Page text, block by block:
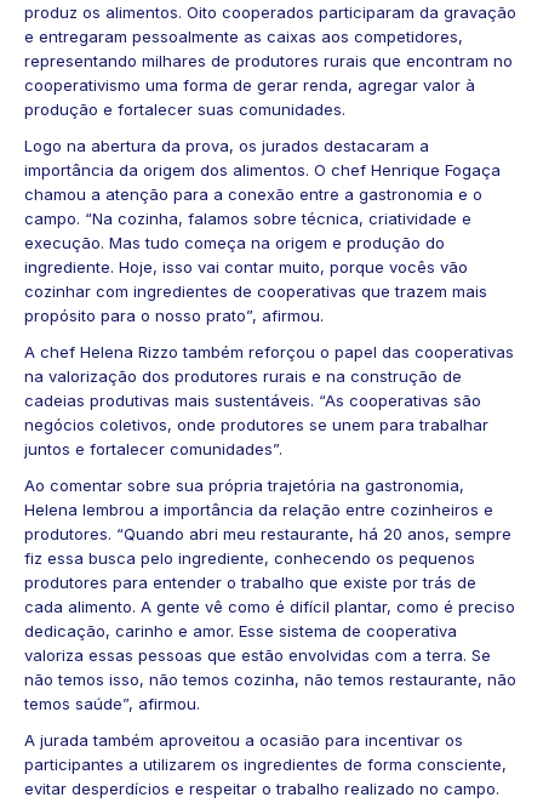
produz os alimentos. Oito cooperados participaram da gravação
e entregaram pessoalmente as caixas aos competidores,
representando milhares de produtores rurais que encontram no
cooperativismo uma forma de gerar renda, agregar valor à
produção e fortalecer suas comunidades.
Logo na abertura da prova, os jurados destacaram a
importância da origem dos alimentos. O chef Henrique Fogaça
chamou a atenção para a conexão entre a gastronomia e o
campo. “Na cozinha, falamos sobre técnica, criatividade e
execução. Mas tudo começa na origem e produção do
ingrediente. Hoje, isso vai contar muito, porque vocês vão
cozinhar com ingredientes de cooperativas que trazem mais
propósito para o nosso prato”, afirmou.
A chef Helena Rizzo também reforçou o papel das cooperativas
na valorização dos produtores rurais e na construção de
cadeias produtivas mais sustentáveis. “As cooperativas são
negócios coletivos, onde produtores se unem para trabalhar
juntos e fortalecer comunidades”.
Ao comentar sobre sua própria trajetória na gastronomia,
Helena lembrou a importância da relação entre cozinheiros e
produtores. “Quando abri meu restaurante, há 20 anos, sempre
fiz essa busca pelo ingrediente, conhecendo os pequenos
produtores para entender o trabalho que existe por trás de
cada alimento. A gente vê como é difícil plantar, como é preciso
dedicação, carinho e amor. Esse sistema de cooperativa
valoriza essas pessoas que estão envolvidas com a terra. Se
não temos isso, não temos cozinha, não temos restaurante, não
temos saúde”, afirmou.
A jurada também aproveitou a ocasião para incentivar os
participantes a utilizarem os ingredientes de forma consciente,
evitar desperdícios e respeitar o trabalho realizado no campo.